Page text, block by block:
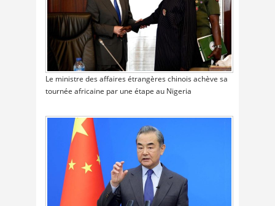
Le ministre des affaires étrangères chinois achève sa
tournée africaine par une étape au Nigeria